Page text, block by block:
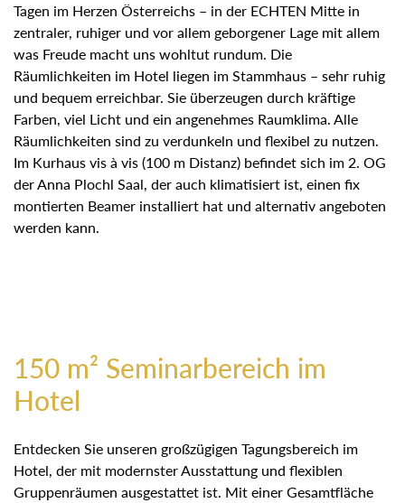
Tagen im Herzen Österreichs – in der ECHTEN Mitte in
zentraler, ruhiger und vor allem geborgener Lage mit allem
was Freude macht uns wohltut rundum. Die
Räumlichkeiten im Hotel liegen im Stammhaus – sehr
ruhig und bequem erreichbar. Sie überzeugen durch
kräftige Farben, viel Licht und ein angenehmes
Raumklima. Alle Räumlichkeiten sind zu verdunkeln und
flexibel zu nutzen. Im Kurhaus vis à vis (100 m Distanz)
befindet sich im 2. OG der Anna Plochl Saal, der auch
klimatisiert ist, einen fix montierten Beamer installiert hat
und alternativ angeboten werden kann.
150 m² Seminarbereich im
Hotel
Entdecken Sie unseren großzügigen Tagungsbereich im
Hotel, der mit modernster Ausstattung und flexiblen
Gruppenräumen ausgestattet ist. Mit einer Gesamtfläche